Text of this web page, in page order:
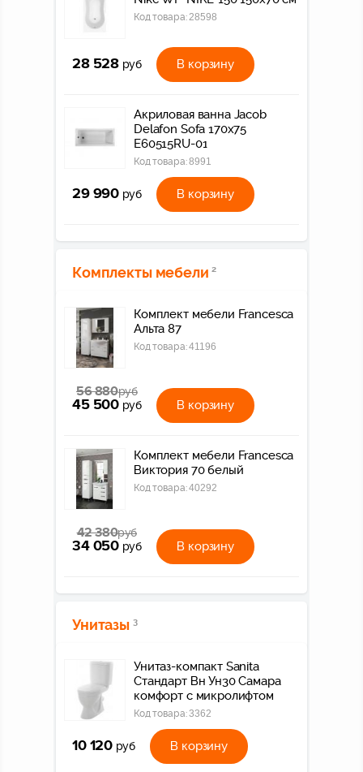
Код товара: 28598
28 528 руб В корзину
Акриловая ванна Jacob
Delafon Sofa 170х75
E60515RU-01
Код товара:8991
29 990 руб В корзину
Комплекты мебели 2
Комплект мебели Francesca
Альта 87
Код товара:41196
56 880руб
45 500 руб В корзину
Комплект мебели Francesca
Виктория 70 белый
Код товара:40292
42 380руб
34 050 руб В корзину
Унитазы 3
Унитаз-компакт Sanita
Стандарт Вн Ун30 Самара
комфорт с микролифтом
Код товара:3362
10 120 руб В корзину